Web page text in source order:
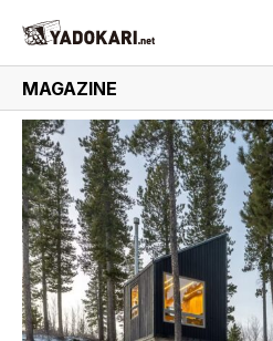
商品検索
PRODUCTS
MAGAZINE
#リジェネラティブ